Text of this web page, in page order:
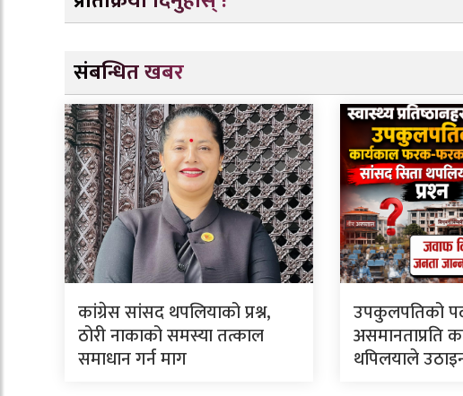
संबन्धित खबर
कांग्रेस सांसद थपलियाको प्रश्न,
ठोरी नाकाको समस्या तत्काल
समाधान गर्न माग
उपकुलपतिको
असमानताप्रति
थपिलयाले